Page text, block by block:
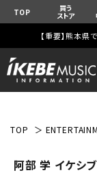
TOP 買う
ストア
【重要】熊本
TOP
阿部 学 イケシブ